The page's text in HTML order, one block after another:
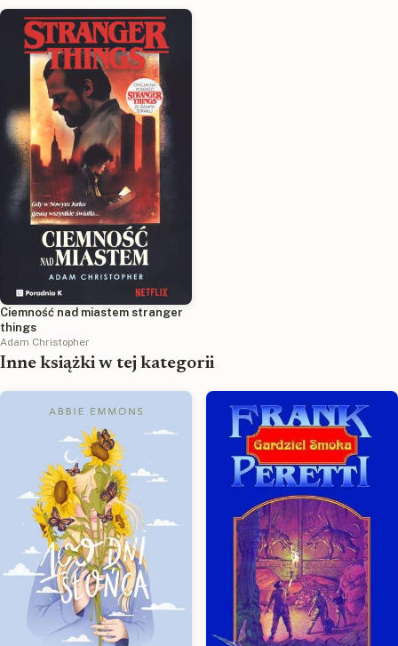
Ciemność nad miastem stranger
things
Adam Christopher
Inne książki w tej kategorii